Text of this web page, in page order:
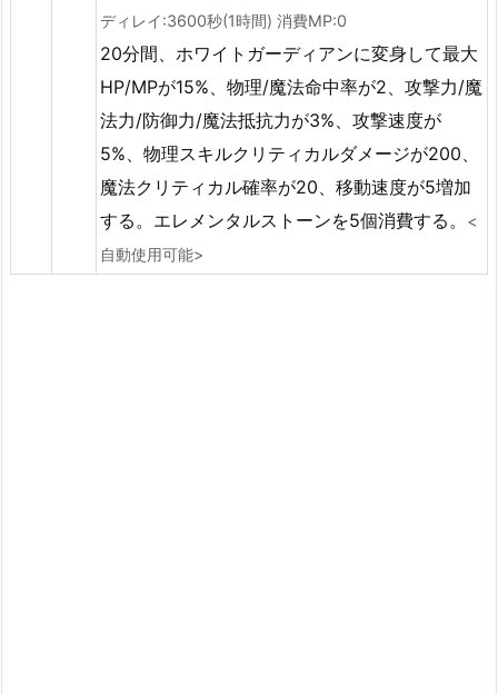
ディレイ:3600秒(1時間) 消費MP:0
20分間、ホワイトガーディアンに変身して最大
HP/MPが15%、物理/魔法命中率が2、攻撃力/魔
法力/防御力/魔法抵抗力が3%、攻撃速度が
5%、物理スキルクリティカルダメージが200、
魔法クリティカル確率が20、移動速度が5増加
する。エレメンタルストーンを5個消費する。
<
自動使用可能>